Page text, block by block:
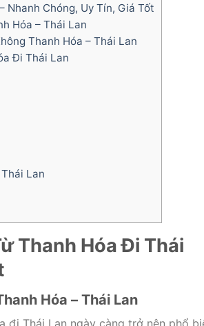
Nhanh Chóng, Uy Tín, Giá Tốt
Hóa – Thái Lan
Thanh Hóa – Thái Lan
Đi Thái Lan
Lan
Thanh Hóa Đi Thái
Hóa – Thái Lan
đi Thái Lan ngày càng trở nên phổ